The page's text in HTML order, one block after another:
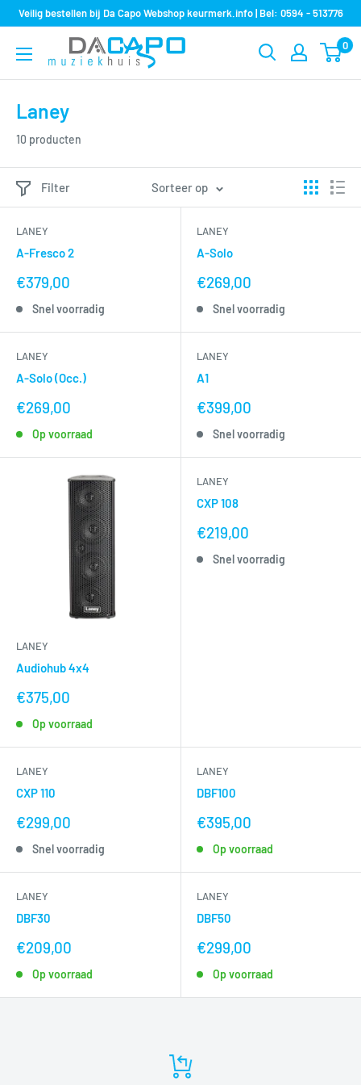
naar
inhoud
Veilig bestellen bij Da Capo Webshop keurmerk.info | Bel: 0594 - 513776
Muziekhuis
Da
0
Laney
10 producten
Filter Sorteer op
LANEY
A-Fresco 2
nu
€379,00
Snel voorradig
LANEY
A-Solo
nu
€269,00
Snel voorradig
LANEY
A-Solo (Occ.)
nu
€269,00
Op voorraad
LANEY
A1
nu
€399,00
Snel voorradig
LANEY
Audiohub 4x4
nu
€375,00
Op voorraad
LANEY
CXP 108
nu
€219,00
Snel voorradig
LANEY
CXP 110
nu
€299,00
Snel voorradig
LANEY
DBF100
nu
€395,00
Op voorraad
LANEY
DBF30
nu
€209,00
Op voorraad
LANEY
DBF50
nu
€299,00
Op voorraad